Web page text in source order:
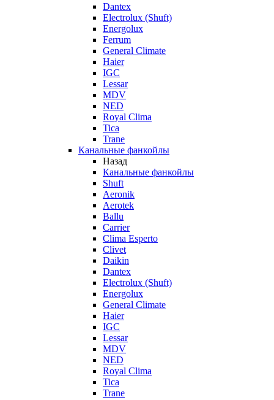
Dantex
Electrolux (Shuft)
Energolux
Ferrum
General Climate
Haier
IGC
Lessar
MDV
NED
Royal Clima
Tica
Trane
Канальные фанкойлы
Назад
Канальные фанкойлы
Shuft
Aeronik
Aerotek
Ballu
Carrier
Clima Esperto
Clivet
Daikin
Dantex
Electrolux (Shuft)
Energolux
General Climate
Haier
IGC
Lessar
MDV
NED
Royal Clima
Tica
Trane